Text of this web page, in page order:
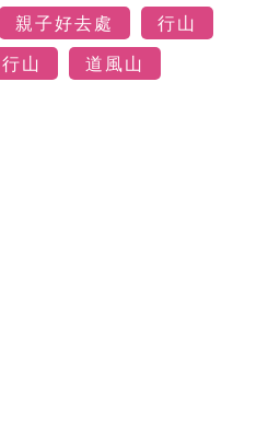
親子好去處
行山
山 道風山